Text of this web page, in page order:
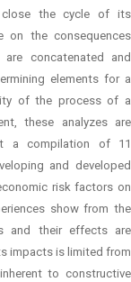
close the cycle of its
on the consequences
concatenated and
elements for a
of the process of a
these analyzes are
a compilation of 11
and developed
risk factors on
show from the
and their effects are
impacts is limited from
to constructive